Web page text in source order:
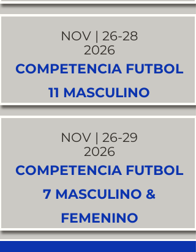
NOV | 26-28
2026
COMPETENCIA FUTBOL
11 MASCULINO
NOV | 26-29
2026
COMPETENCIA FUTBOL
7 MASCULINO &
FEMENINO